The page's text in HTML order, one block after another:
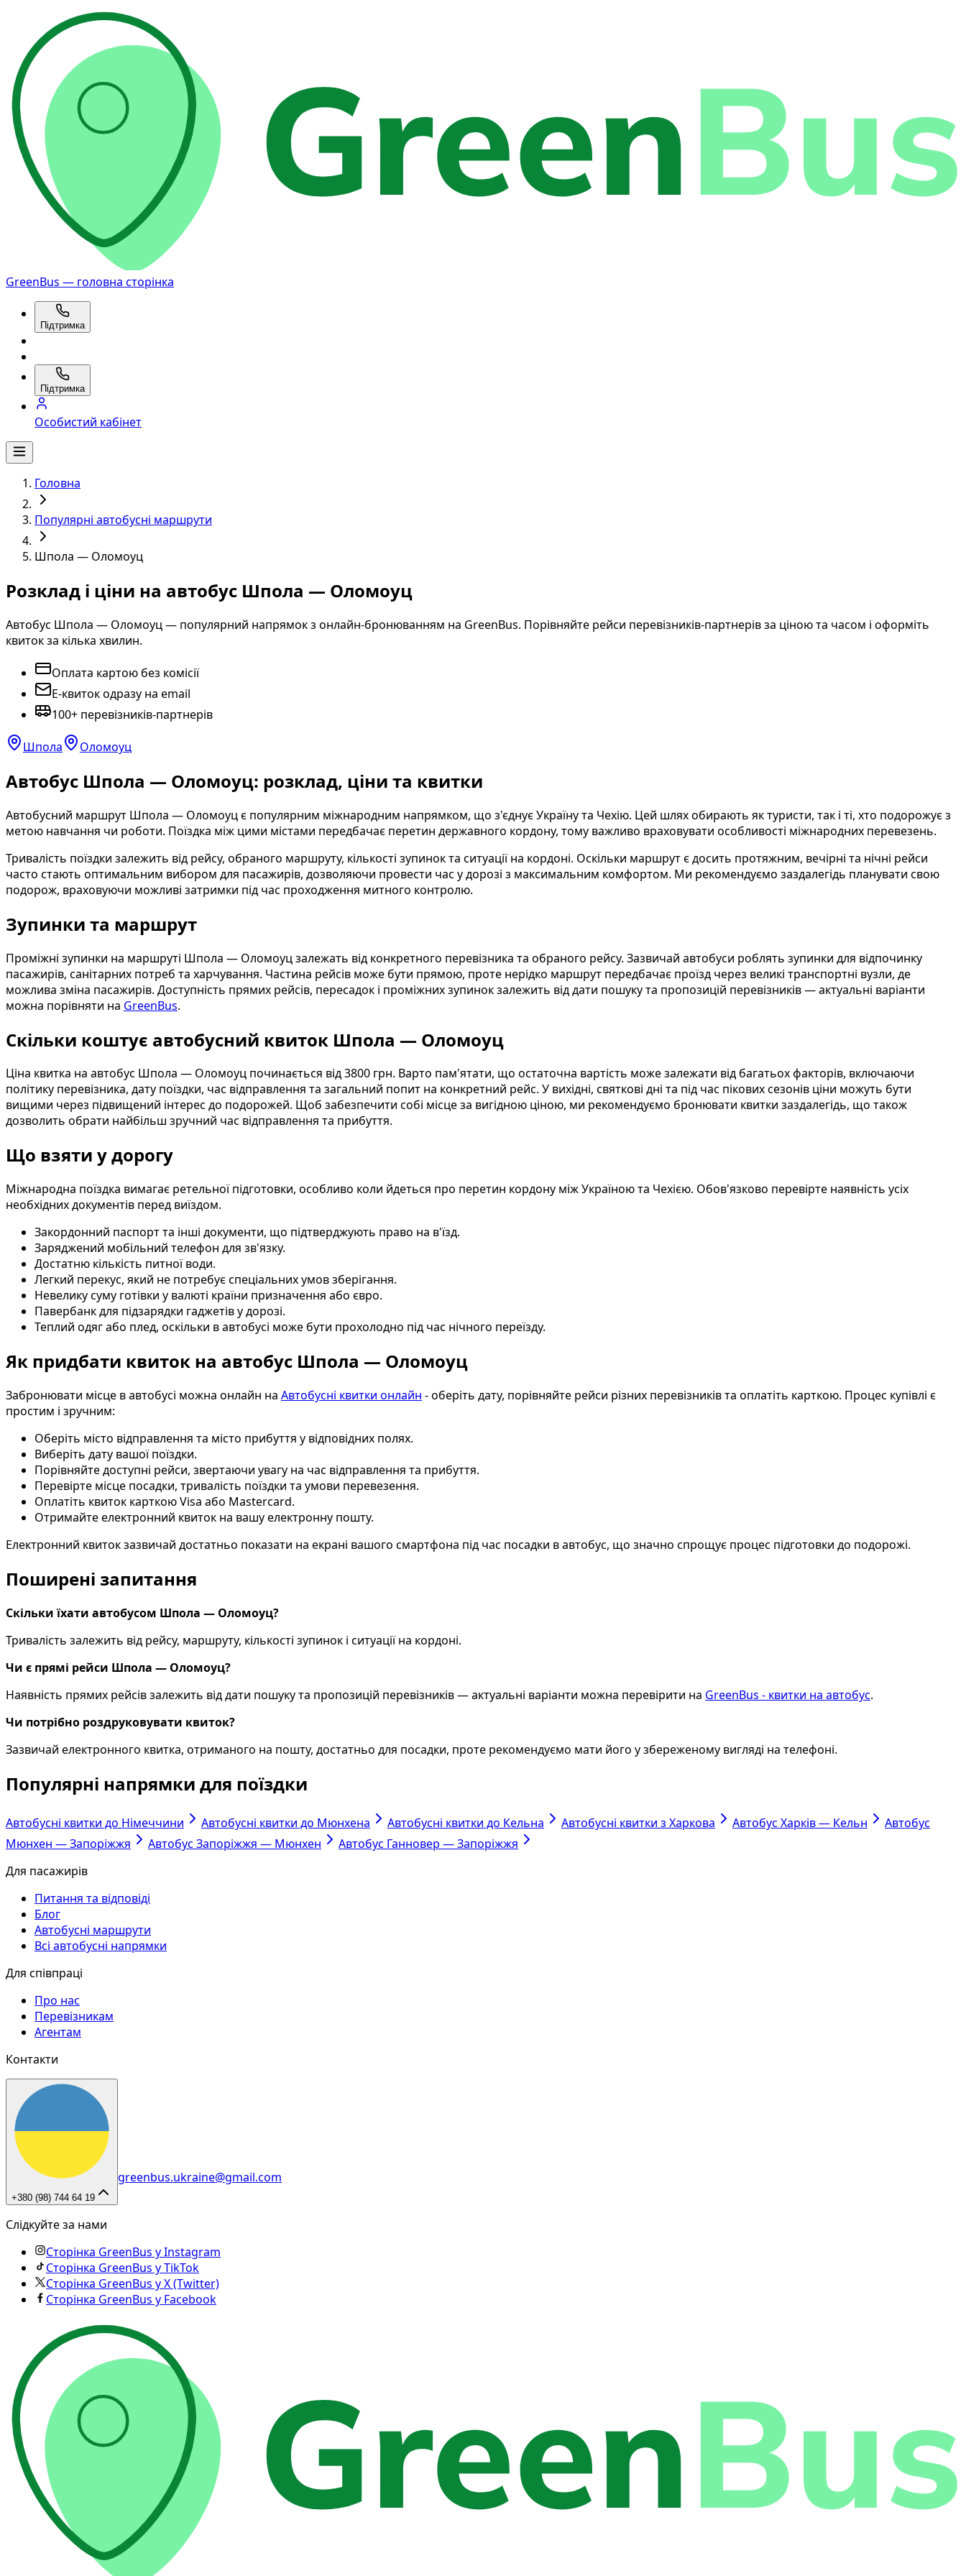
GreenBus — головна сторінка
Підтримка
Підтримка
Особистий кабінет
Головна
Популярні автобусні маршрути
Шпола — Оломоуц
Розклад і ціни на автобус Шпола — Оломоуц
Автобус Шпола — Оломоуц — популярний напрямок з онлайн-бронюванням на GreenBus. Порівняйте рейси перевізників-партнерів за ціною та часом і оформіть
квиток за кілька хвилин.
Оплата картою без комісії
E-квиток одразу на email
100+ перевізників-партнерів
Шпола Оломоуц
Автобус Шпола — Оломоуц: розклад, ціни та квитки
Автобусний маршрут Шпола — Оломоуц є популярним міжнародним напрямком, що з'єднує Україну та Чехію. Цей шлях обирають як туристи, так і ті, хто подорожує з
метою навчання чи роботи. Поїздка між цими містами передбачає перетин державного кордону, тому важливо враховувати особливості міжнародних перевезень.
Тривалість поїздки залежить від рейсу, обраного маршруту, кількості зупинок та ситуації на кордоні. Оскільки маршрут є досить протяжним, вечірні та нічні рейси
часто стають оптимальним вибором для пасажирів, дозволяючи провести час у дорозі з максимальним комфортом. Ми рекомендуємо заздалегідь планувати свою
подорож, враховуючи можливі затримки під час проходження митного контролю.
Зупинки та маршрут
Проміжні зупинки на маршруті Шпола — Оломоуц залежать від конкретного перевізника та обраного рейсу. Зазвичай автобуси роблять зупинки для відпочинку
пасажирів, санітарних потреб та харчування. Частина рейсів може бути прямою, проте нерідко маршрут передбачає проїзд через великі транспортні вузли, де
можлива зміна пасажирів. Доступність прямих рейсів, пересадок і проміжних зупинок залежить від дати пошуку та пропозицій перевізників — актуальні варіанти
можна порівняти на GreenBus.
Скільки коштує автобусний квиток Шпола — Оломоуц
Ціна квитка на автобус Шпола — Оломоуц починається від 3800 грн. Варто пам'ятати, що остаточна вартість може залежати від багатьох факторів, включаючи
політику перевізника, дату поїздки, час відправлення та загальний попит на конкретний рейс. У вихідні, святкові дні та під час пікових сезонів ціни можуть бути
вищими через підвищений інтерес до подорожей. Щоб забезпечити собі місце за вигідною ціною, ми рекомендуємо бронювати квитки заздалегідь, що також
дозволить обрати найбільш зручний час відправлення та прибуття.
Що взяти у дорогу
Міжнародна поїздка вимагає ретельної підготовки, особливо коли йдеться про перетин кордону між Україною та Чехією. Обов'язково перевірте наявність усіх
необхідних документів перед виїздом.
Закордонний паспорт та інші документи, що підтверджують право на в'їзд.
Заряджений мобільний телефон для зв'язку.
Достатню кількість питної води.
Легкий перекус, який не потребує спеціальних умов зберігання.
Невелику суму готівки у валюті країни призначення або євро.
Павербанк для підзарядки гаджетів у дорозі.
Теплий одяг або плед, оскільки в автобусі може бути прохолодно під час нічного переїзду.
Як придбати квиток на автобус Шпола — Оломоуц
Забронювати місце в автобусі можна онлайн на Автобусні квитки онлайн - оберіть дату, порівняйте рейси різних перевізників та оплатіть карткою. Процес купівлі є
простим і зручним:
Оберіть місто відправлення та місто прибуття у відповідних полях.
Виберіть дату вашої поїздки.
Порівняйте доступні рейси, звертаючи увагу на час відправлення та прибуття.
Перевірте місце посадки, тривалість поїздки та умови перевезення.
Оплатіть квиток карткою Visa або Mastercard.
Отримайте електронний квиток на вашу електронну пошту.
Електронний квиток зазвичай достатньо показати на екрані вашого смартфона під час посадки в автобус, що значно спрощує процес підготовки до подорожі.
Поширені запитання
Скільки їхати автобусом Шпола — Оломоуц?
Тривалість залежить від рейсу, маршруту, кількості зупинок і ситуації на кордоні.
Чи є прямі рейси Шпола — Оломоуц?
Наявність прямих рейсів залежить від дати пошуку та пропозицій перевізників — актуальні варіанти можна перевірити на GreenBus - квитки на автобус.
Чи потрібно роздруковувати квиток?
Зазвичай електронного квитка, отриманого на пошту, достатньо для посадки, проте рекомендуємо мати його у збереженому вигляді на телефоні.
Популярні напрямки для поїздки
Автобусні квитки до Німеччини Автобусні квитки до Мюнхена Автобусні квитки до Кельна Автобусні квитки з Харкова Автобус Харків — Кельн
Автобус
Мюнхен — Запоріжжя
Автобус Запоріжжя — Мюнхен
Автобус Ганновер — Запоріжжя
Для пасажирів
Питання та відповіді
Блог
Автобусні маршрути
Всі автобусні напрямки
Для співпраці
Про нас
Перевізникам
Агентам
Контакти
+380 (98) 744 64 19
greenbus.ukraine@gmail.com
Слідкуйте за нами
Сторінка GreenBus у Instagram
Сторінка GreenBus у TikTok
Сторінка GreenBus у X (Twitter)
Сторінка GreenBus у Facebook